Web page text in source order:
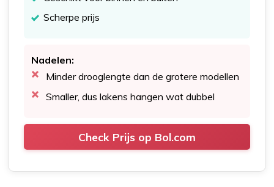
Scherpe prijs
Nadelen:
Minder drooglengte dan de grotere modellen
Smaller, dus lakens hangen wat dubbel
Check Prijs op Bol.com